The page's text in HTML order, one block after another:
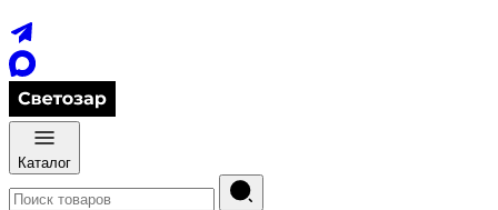
Каталог